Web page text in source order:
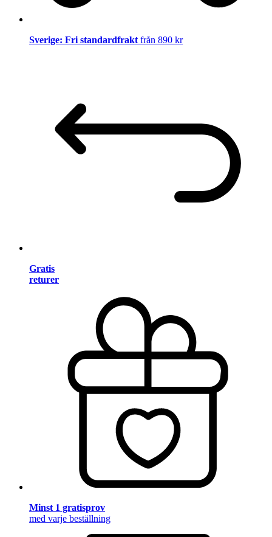
Sverige: Fri standardfraktfrån 890 kr
Gratis
returer
Minst 1 gratisprov
med varje beställning